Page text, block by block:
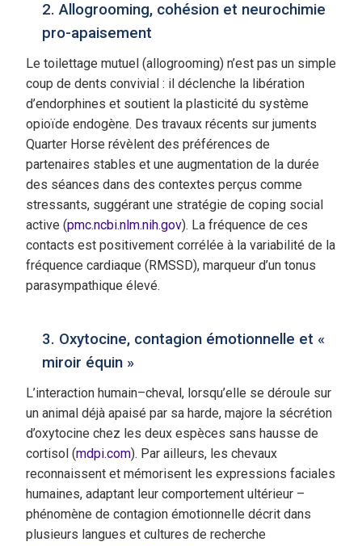
2. Allogrooming, cohésion et neurochimie
pro-apaisement
Le toilettage mutuel (allogrooming) n’est pas un simple
coup de dents convivial : il déclenche la libération
d’endorphines et soutient la plasticité du système
opioïde endogène. Des travaux récents sur juments
Quarter Horse révèlent des préférences de
partenaires stables et une augmentation de la durée
des séances dans des contextes perçus comme
stressants, suggérant une stratégie de coping social
active (pmc.ncbi.nlm.nih.gov). La fréquence de ces
contacts est positivement corrélée à la variabilité de la
fréquence cardiaque (RMSSD), marqueur d’un tonus
parasympathique élevé.
3. Oxytocine, contagion émotionnelle et «
miroir équin »
L’interaction humain–cheval, lorsqu’elle se déroule sur
un animal déjà apaisé par sa harde, majore la sécrétion
d’oxytocine chez les deux espèces sans hausse de
cortisol (mdpi.com). Par ailleurs, les chevaux
reconnaissent et mémorisent les expressions faciales
humaines, adaptant leur comportement ultérieur –
phénomène de contagion émotionnelle décrit dans
plusieurs langues et cultures de recherche